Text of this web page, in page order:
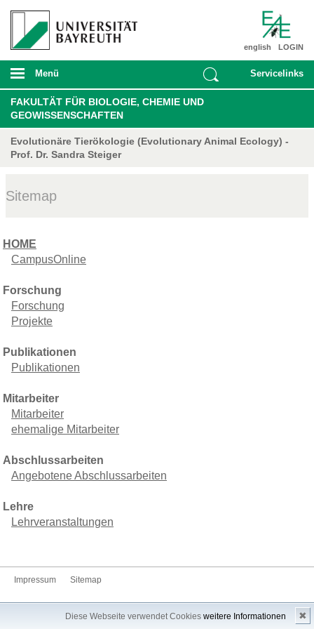
Diese Webseite verwendet Cookies weitere Informationen ✖
LOGIN
english
Menü Servicelinks
FAKULTÄT FÜR BIOLOGIE, CHEMIE UND
GEOWISSENSCHAFTEN
Evolutionäre Tierökologie (Evolutionary Animal Ecology) -
Prof. Dr. Sandra Steiger
Sitemap
HOME
CampusOnline
Forschung
Forschung
Projekte
Publikationen
Publikationen
Mitarbeiter
Mitarbeiter
ehemalige Mitarbeiter
Abschlussarbeiten
Angebotene Abschlussarbeiten
Lehre
Lehrveranstaltungen
Impressum Sitemap